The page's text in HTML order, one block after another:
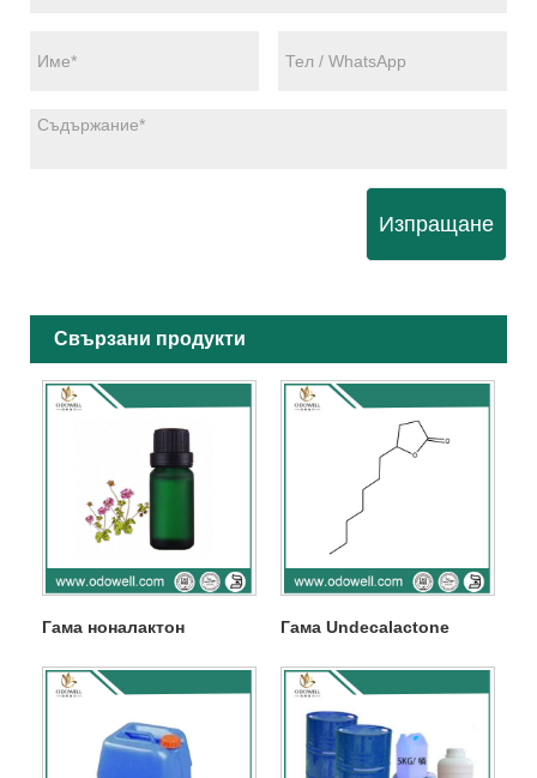
Изпращане
Свързани продукти
Гама ноналактон Гама Undecalactone